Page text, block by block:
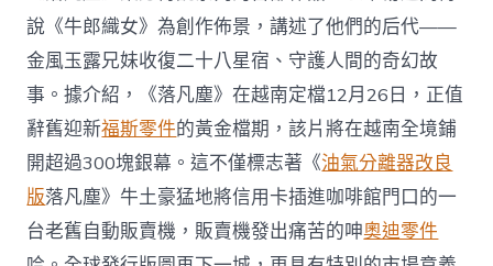
童
降
世》
后
國
漫
再
次
登
陸
該
說《牛郎織女》為創作佈景，講述了他們的后代——
金風玉露兄妹收復二十八星宿、守護人間的奇幻故
事。據介紹，《落凡塵》在越南定檔12月26日，正值
辭舊迎新福斯零件的黃金檔期，該片將在越南全境鋪
開超過300塊銀幕。這不僅標志著《油氣分離器改良
版落凡塵》牛土豪猛地將信用卡插進咖啡館門口的一
台老舊自動販賣機，販賣機發出痛苦的呻奧迪零件